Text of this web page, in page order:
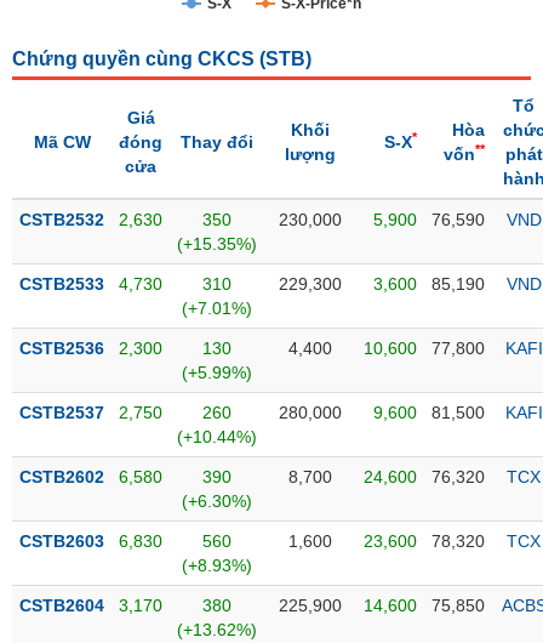
thái
thị
Niêm
Niêm
mới
yết
bổ
Hủy
yết
S-X S-X-Price*n
Chứng quyền cùng CKCS (STB)
Mã CW
Giá
đóng
cửa
Thay đổi
Khối
lượng
S-X*
Hòa
vốn**
Tổ
phát
CSTB2532 2,630
350
(+15.35%)
230,000 5,900 76,590 VND
CSTB2533 4,730
310
(+7.01%)
229,300 3,600 85,190 VND
CSTB2536 2,300
130
(+5.99%)
4,400 10,600 77,800 KAFI
CSTB2537 2,750
260
(+10.44%)
280,000 9,600 81,500 KAFI
CSTB2602 6,580
390
(+6.30%)
8,700 24,600 76,320 TCX
CSTB2603 6,830
560
(+8.93%)
1,600 23,600 78,320 TCX
CSTB2604 3,170
380
(+13.62%)
225,900 14,600 75,850
NGÀNH
NGHIỆP
PHIẾU
PHÁI
TRÁI
PHIẾU